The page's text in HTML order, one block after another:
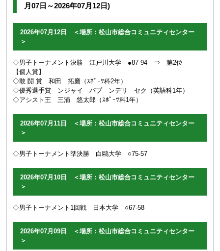
月07日～2026年07月12日)
2026年07月12日 ＜場所：松山市総合コミュニティセンター
＞
◇男子トーナメント決勝 江戸川大学 ●87-94 ⇒ 第2位
【個人賞】
◇敢 闘 賞 和田 拓磨（ｽﾎﾟｰﾂ科2年）
◇優秀選手賞 ンジャイ パプ ンデリ セク（英語科1年）
◇アシスト王 三浦 悠太郎（ｽﾎﾟｰﾂ科1年）
2026年07月11日 ＜場所：松山市総合コミュニティセンター
＞
◇男子トーナメント準決勝 白鷗大学 ○75-57
2026年07月10日 ＜場所：松山市総合コミュニティセンター
＞
◇男子トーナメント1回戦 日本大学 ○67-58
2026年07月09日 ＜場所：松山市総合コミュニティセンター
＞